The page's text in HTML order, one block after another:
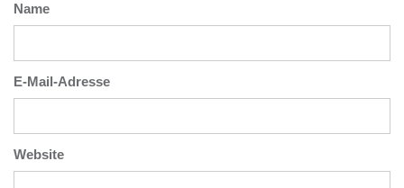
Name
E-Mail-Adresse
Website